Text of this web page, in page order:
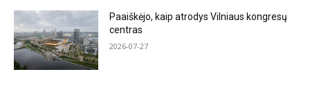
Paaiškėjo, kaip atrodys Vilniaus kongresų
centras
2026-07-27